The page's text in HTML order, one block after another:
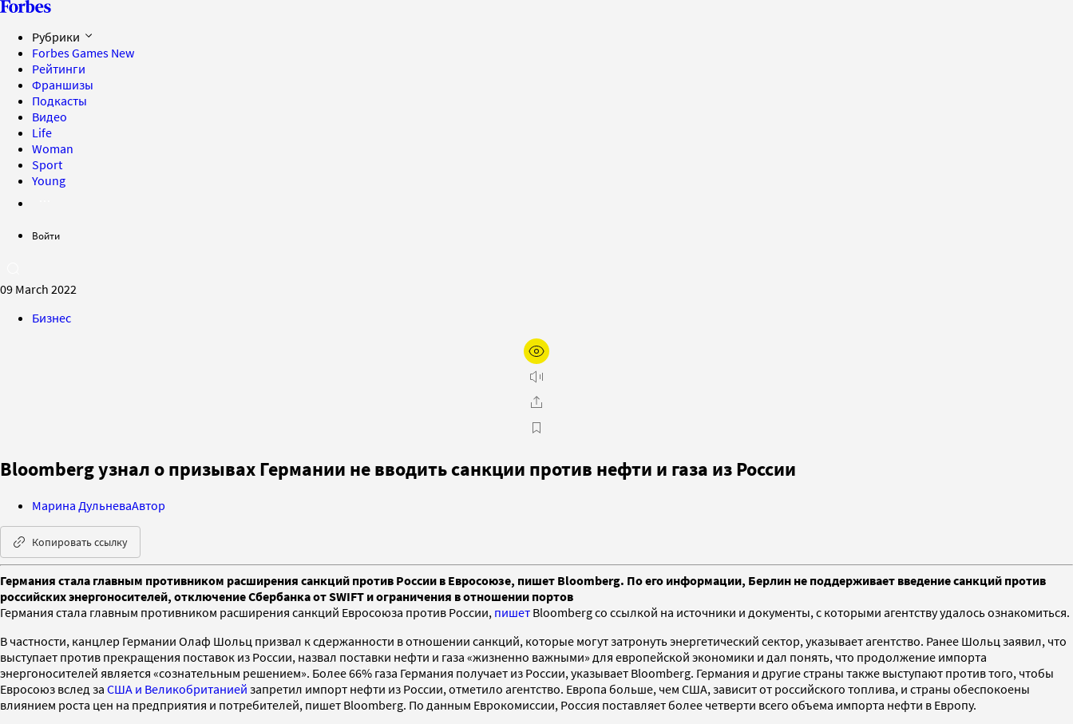
Рубрики
Forbes Games New
Рейтинги
Франшизы
Подкасты
Видео
Life
Woman
Sport
Young
Войти
09 March 2022
Бизнес
Bloomberg узнал о призывах Германии не вводить санкции против нефти и газа из России
Марина ДульневаАвтор
Копировать ссылку
Германия стала главным противником расширения санкций против России в Евросоюзе, пишет Bloomberg. По его информации, Берлин не поддерживает введение санкций против
российских энергоносителей, отключение Сбербанка от SWIFT и ограничения в отношении портов
Германия стала главным противником расширения санкций Евросоюза против России, пишет Bloomberg со ссылкой на источники и документы, с которыми агентству удалось ознакомиться.
В частности, канцлер Германии Олаф Шольц призвал к сдержанности в отношении санкций, которые могут затронуть энергетический сектор, указывает агентство. Ранее Шольц заявил, что
выступает против прекращения поставок из России, назвал поставки нефти и газа «жизненно важными» для европейской экономики и дал понять, что продолжение импорта
энергоносителей является «сознательным решением». Более 66% газа Германия получает из России, указывает Bloomberg. Германия и другие страны также выступают против того, чтобы
Евросоюз вслед за США и Великобританией запретил импорт нефти из России, отметило агентство. Европа больше, чем США, зависит от российского топлива, и страны обеспокоены
влиянием роста цен на предприятия и потребителей, пишет Bloomberg. По данным Еврокомиссии, Россия поставляет более четверти всего объема импорта нефти в Европу.